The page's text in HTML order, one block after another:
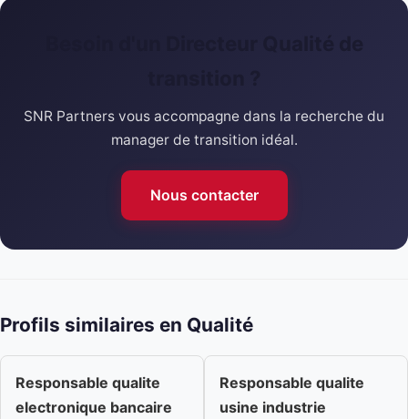
SNR Partners vous accompagne dans la recherche du
manager de transition idéal.
Nous contacter
Profils similaires en Qualité
Responsable qualite
electronique bancaire
Responsable qualite
usine industrie